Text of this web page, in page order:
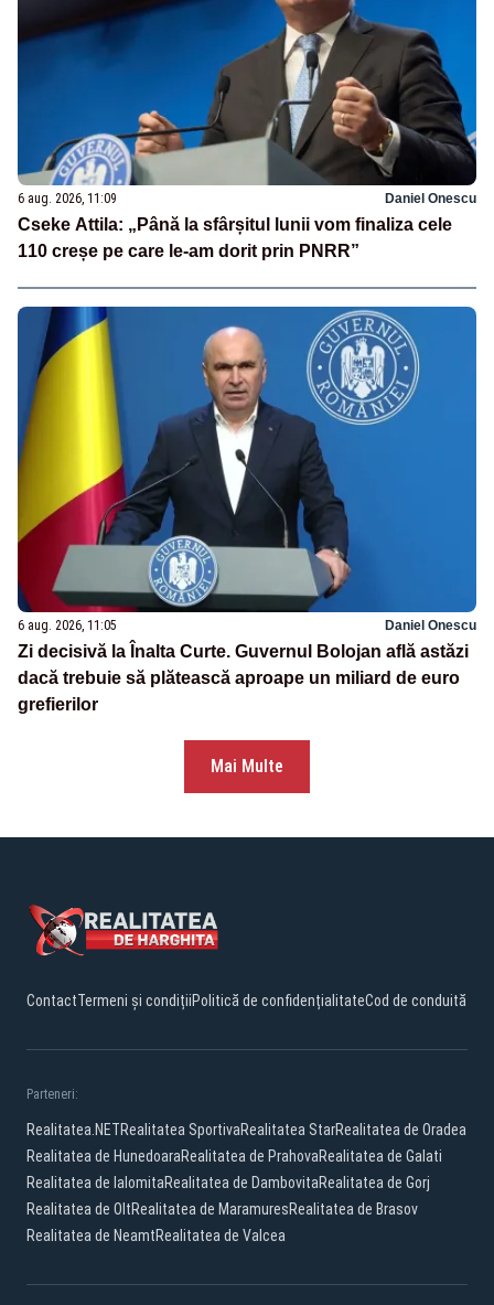
6 aug. 2026, 11:09 Daniel Onescu
Cseke Attila: „Până la sfârșitul lunii vom finaliza cele
110 creșe pe care le-am dorit prin PNRR”
6 aug. 2026, 11:05 Daniel Onescu
Zi decisivă la Înalta Curte. Guvernul Bolojan află astăzi
dacă trebuie să plătească aproape un miliard de euro
grefierilor
Mai Multe
ContactTermeni și condițiiPolitică de confidențialitateCod de conduită
Parteneri:
Realitatea.NETRealitatea SportivaRealitatea StarRealitatea de Oradea
Realitatea de HunedoaraRealitatea de PrahovaRealitatea de Galati
Realitatea de IalomitaRealitatea de DambovitaRealitatea de Gorj
Realitatea de OltRealitatea de MaramuresRealitatea de Brasov
Realitatea de NeamtRealitatea de Valcea